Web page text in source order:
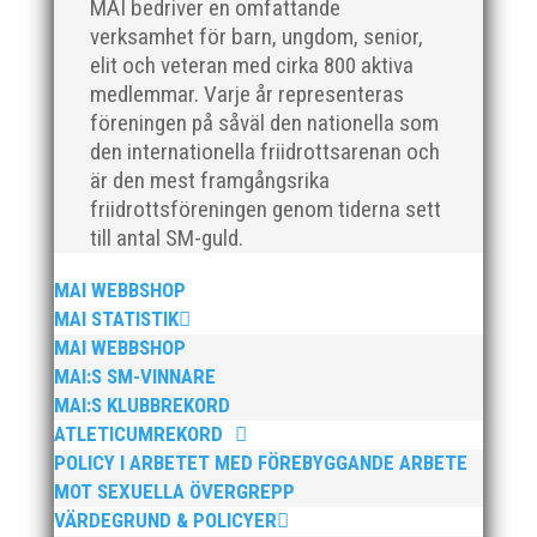
MAI bedriver en omfattande
verksamhet för barn, ungdom, senior,
elit och veteran med cirka 800 aktiva
medlemmar. Varje år representeras
föreningen på såväl den nationella som
den internationella friidrottsarenan och
är den mest framgångsrika
friidrottsföreningen genom tiderna sett
till antal SM-guld.
MAI WEBBSHOP
MAI STATISTIK
MAI WEBBSHOP
MAI:S SM-VINNARE
MAI:S KLUBBREKORD
ATLETICUMREKORD
POLICY I ARBETET MED FÖREBYGGANDE ARBETE
MOT SEXUELLA ÖVERGREPP
VÄRDEGRUND & POLICYER
Efter en noggrann och lång rekryteringsprocess är vi
glada att kunna välkomna vår nya klubbdirektör,
Peter Karlsson, till vårt team. Med hans tidigare
erfarenhet och expertis från sina fyra år som
klubbchef på IF Kville i Göteborg är vi övertygade om
att han kommer...
Den 24-25 februari var det SM för juniorer (K22/M22 -
P17/F17) i Örebro. MAI hade många fina framgångar.
En trupp om 14 ungdomar åkte upp till Örebro och
tog med sig 1 guld, 1 silver och 3 brons hem till
Malmö. Utöver det många finalplatser och fina...